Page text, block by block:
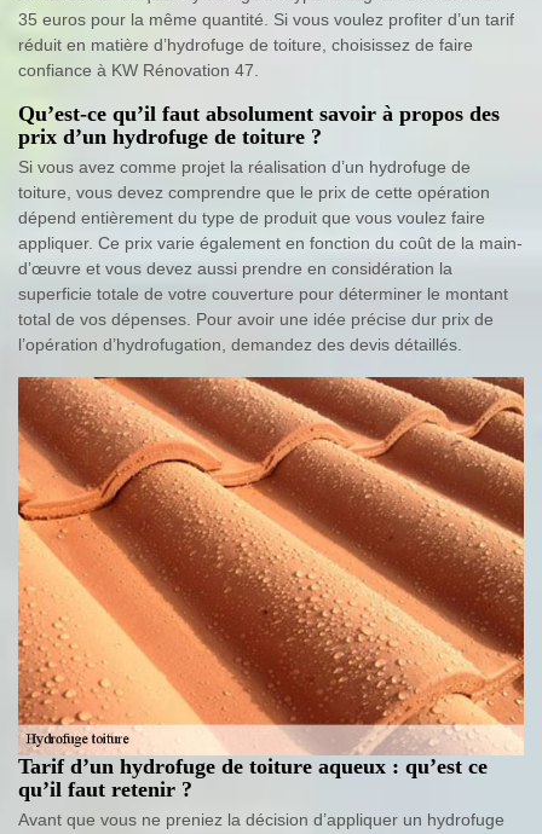
35 euros pour la même quantité. Si vous voulez profiter d’un tarif
réduit en matière d’hydrofuge de toiture, choisissez de faire
confiance à KW Rénovation 47.
Qu’est-ce qu’il faut absolument savoir à propos des
prix d’un hydrofuge de toiture ?
Si vous avez comme projet la réalisation d’un hydrofuge de
toiture, vous devez comprendre que le prix de cette opération
dépend entièrement du type de produit que vous voulez faire
appliquer. Ce prix varie également en fonction du coût de la main-
d’œuvre et vous devez aussi prendre en considération la
superficie totale de votre couverture pour déterminer le montant
total de vos dépenses. Pour avoir une idée précise dur prix de
l’opération d’hydrofugation, demandez des devis détaillés.
Tarif d’un hydrofuge de toiture aqueux : qu’est ce
qu’il faut retenir ?
Avant que vous ne preniez la décision d’appliquer un hydrofuge